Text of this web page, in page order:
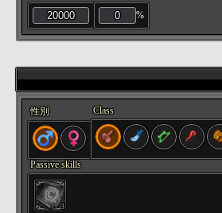
%
性別 Class
Passive skills
3